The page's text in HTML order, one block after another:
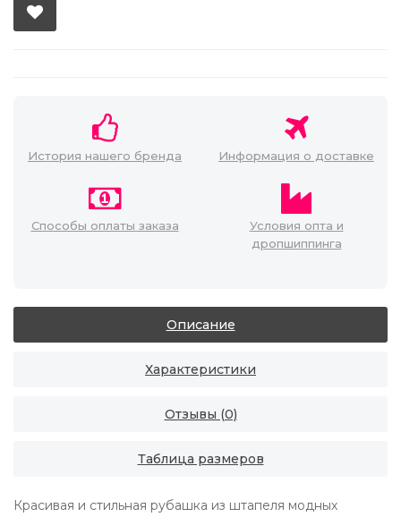
История нашего бренда Информация о доставке
Способы оплаты заказа
Условия опта и
дропшиппинга
Описание
Характеристики
Отзывы (0)
Таблица размеров
Красивая и стильная рубашка из штапеля модных